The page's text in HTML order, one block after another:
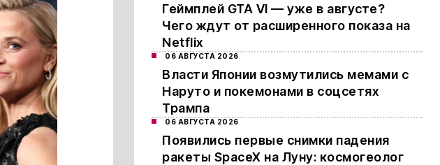
Геймплей GTA VI — уже в августе?
Чего ждут от расширенного показа на
Netflix
06 АВГУСТА 2026
Власти Японии возмутились мемами с
Наруто и покемонами в соцсетях
Трампа
06 АВГУСТА 2026
Появились первые снимки падения
ракеты SpaceX на Луну: космогеолог